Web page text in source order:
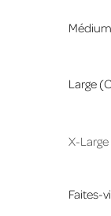
Large
X-Large
Faites-